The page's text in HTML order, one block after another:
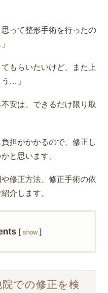
って整形手術を行ったの
もらいたいけど、また上
…」
安は、できるだけ限り取
担がかかるので、修正し
と思います。
修正方法、修正手術の依
介します。
[ show ]
での修正を検